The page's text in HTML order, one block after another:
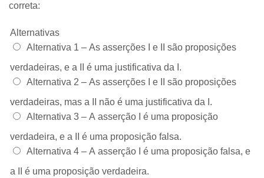
correta:
Alternativas
Alternativa 1 – As asserções I e II são proposições
verdadeiras, e a II é uma justificativa da I.
Alternativa 2 – As asserções I e II são proposições
verdadeiras, mas a II não é uma justificativa da I.
Alternativa 3 – A asserção I é uma proposição
verdadeira, e a II é uma proposição falsa.
Alternativa 4 – A asserção I é uma proposição falsa, e
a II é uma proposição verdadeira.